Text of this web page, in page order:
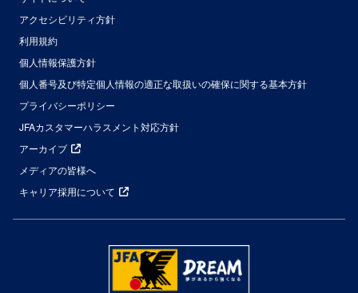
アクセシビリティ方針
利用規約
個人情報保護方針
個人番号及び特定個人情報の適正な取扱いの確保に関する基本方針
プライバシーポリシー
JFAカスタマーハラスメント対応方針
アーカイブ
メディアの皆様へ
キャリア採用について